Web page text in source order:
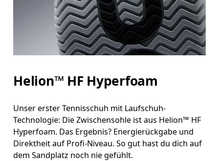
Helion™ HF Hyperfoam
Unser erster Tennisschuh mit Laufschuh-
Technologie: Die Zwischensohle ist aus Helion™ HF
Hyperfoam. Das Ergebnis? Energierückgabe und
Direktheit auf Profi-Niveau. So gut hast du dich auf
dem Sandplatz noch nie gefühlt.